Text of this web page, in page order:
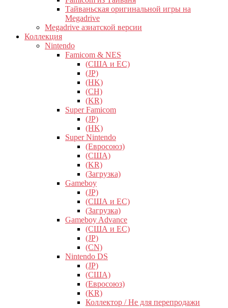
Тайваньская оригинальной игры на
Megadrive
Megadrive азиатской версии
Коллекция
Nintendo
Famicom & NES
(США и ЕС)
(JP)
(HK)
(CH)
(KR)
Super Famicom
(JP)
(HK)
Super Nintendo
(Евросоюз)
(США)
(KR)
(Загрузка)
Gameboy
(JP)
(США и ЕС)
(Загрузка)
Gameboy Advance
(США и ЕС)
(JP)
(CN)
Nintendo DS
(JP)
(США)
(Евросоюз)
(KR)
Коллектор / Не для перепродажи